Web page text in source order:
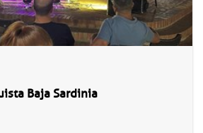
Baja Sardinia